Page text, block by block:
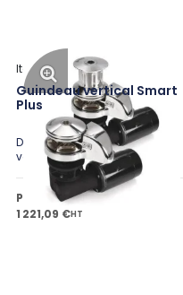
Guindeau vertical Smart
Plus
Italwinch
Disponible en plusieurs
variantes
Prix public à partir de
1 221,09 €HT